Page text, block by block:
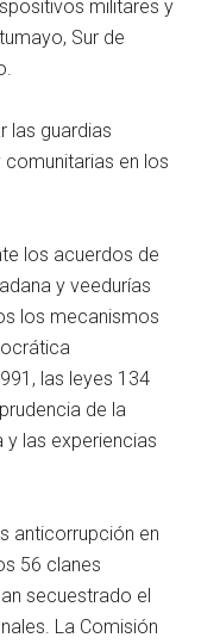
militares y
Sur de
las guardias
en los
los acuerdos de
y veedurías
los mecanismos
las leyes 134
de la
las experiencias
anticorrupción en
56 clanes
secuestrado el
La Comisión